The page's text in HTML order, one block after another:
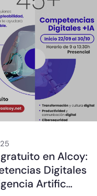
en Alcoy:
Digitales
Artific…